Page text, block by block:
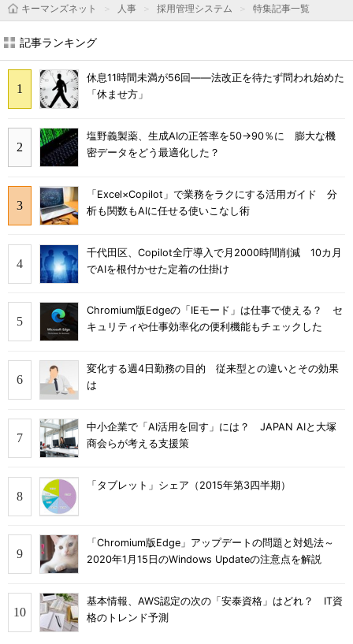
キーマンズネット
人事 採用管理システム 特集記事一覧
記事ランキング
休息11時間未満が56回――法改正を待たず問われ始めた
「休ませ方」
塩野義製薬、生成AIの正答率を50→90％に 膨大な機
密データをどう最適化した？
「Excel×Copilot」で業務をラクにする活用ガイド 分
析も関数もAIに任せる使いこなし術
千代田区、Copilot全庁導入で月2000時間削減 10カ月
でAIを根付かせた定着の仕掛け
Chromium版Edgeの「IEモード」は仕事で使える？ セ
キュリティや仕事効率化の便利機能もチェックした
変化する週4日勤務の目的 従来型との違いとその効果
は
中小企業で「AI活用を回す」には？ JAPAN AIと大塚
商会らが考える支援策
「タブレット」シェア（2015年第3四半期）
「Chromium版Edge」アップデートの問題と対処法～
2020年1月15日のWindows Updateの注意点を解説
基本情報、AWS認定の次の「安泰資格」はどれ？ IT資
格のトレンド予測